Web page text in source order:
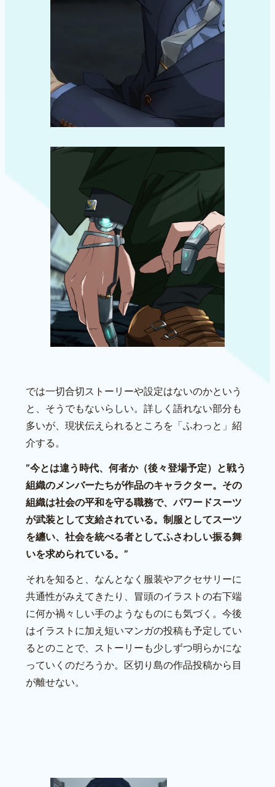
では一切合切ストーリーや設定はないのかという
と、そうでもないらしい。詳しく語れない部分も
多いが、現状伝えられるところを「ふわっと」紹
介する。
”今とは違う時代、何者か（後々登場予定）と戦う
組織のメンバーたちが作品のキャラクター。その
組織は社会の平和を守る職務で、パワードスーツ
が武装として支給されている。制服としてスーツ
を纏い、社会を統べる者としてふさわしい振る舞
いを求められている。”
それを知ると、なんとなく服装やアクセサリーに
共通性がみえてきたり、冒頭のイラストの右下端
に何か禍々しい手のようなものにも気づく。今後
はイラストに加え短いマンガの投稿も予定してい
るとのことで、ストーリーも少しずつ明らかにな
っていくのだろうか。区切り島の作品投稿から目
が離せない。